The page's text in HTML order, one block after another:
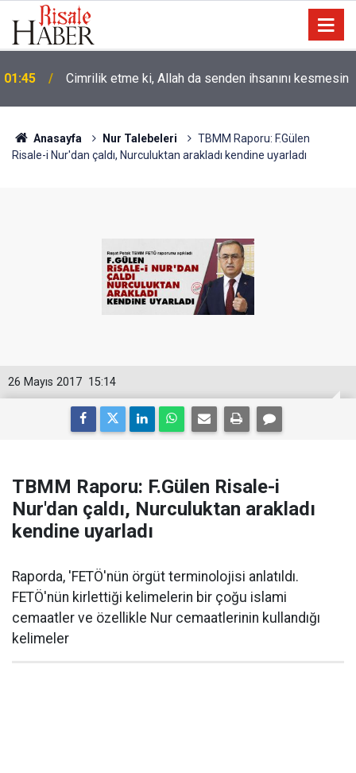
01:45 Cimrilik etme ki, Allah da senden ihsanını kesmesin
Anasayfa Nur Talebeleri
TBMM Raporu: F.Gülen
Risale-i Nur'dan çaldı, Nurculuktan arakladı kendine uyarladı
15:14
26 Mayıs 2017
TBMM Raporu: F.Gülen Risale-i
Nur'dan çaldı, Nurculuktan arakladı
kendine uyarladı
Raporda, 'FETÖ'nün örgüt terminolojisi anlatıldı.
FETÖ'nün kirlettiği kelimelerin bir çoğu islami
cemaatler ve özellikle Nur cemaatlerinin kullandığı
kelimeler